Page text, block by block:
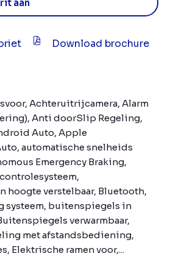
aan
Download brochure
Achteruitrijcamera, Alarm
Anti doorSlip Regeling,
Auto, Apple
automatische snelheids
Emergency Braking,
hoogte verstelbaar, Bluetooth,
systeem, buitenspiegels in
verwarmbaar,
met afstandsbediening,
Elektrische ramen voor,...